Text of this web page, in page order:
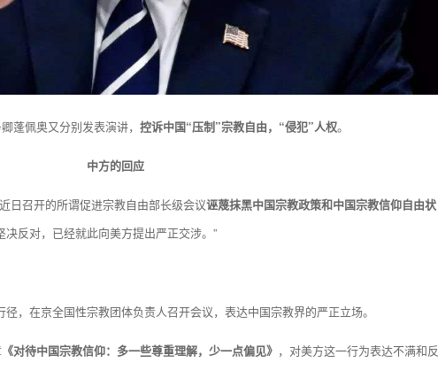
蓬佩奥又分别发表演讲， 控诉中国“压制”宗教自由，“侵犯”人权。
中方的回应
日召开的所谓促进宗教自由部长级会议诬蔑抹黑中国宗教政策和中国宗教信仰自由状
反对，已经就此向美方提出严正交涉。”
，在京全国性宗教团体负责人召开会议，表达中国宗教界的严正立场。
《对待中国宗教信仰： 多一些尊重理解，少一点偏见》 ，对美方这一行为表达不满和反